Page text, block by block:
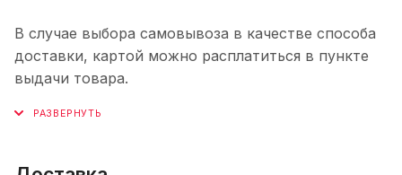
В случае выбора самовывоза в качестве способа
доставки, картой можно расплатиться в пункте
выдачи товара.